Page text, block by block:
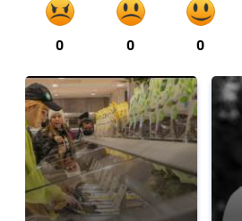
0 0 0